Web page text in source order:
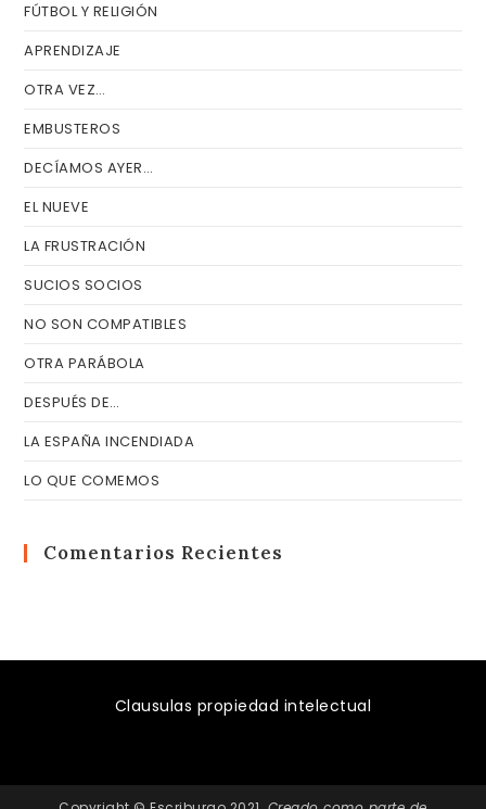
FÚTBOL Y RELIGIÓN
APRENDIZAJE
OTRA VEZ…
EMBUSTEROS
DECÍAMOS AYER…
EL NUEVE
LA FRUSTRACIÓN
SUCIOS SOCIOS
NO SON COMPATIBLES
OTRA PARÁBOLA
DESPUÉS DE…
LA ESPAÑA INCENDIADA
LO QUE COMEMOS
Comentarios Recientes
Clausulas propiedad intelectual